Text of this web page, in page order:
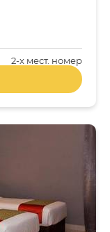
2-x мест. номер